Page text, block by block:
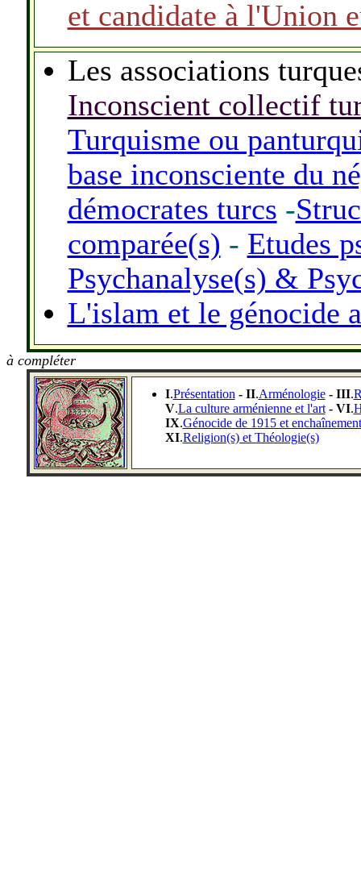
et candidate à l'Union
Les associations
Inconscient collectif
Turquisme ou
base inconsciente du
démocrates turcs -
comparée(s) - Etudes
Psychanalyse(s) &
L'islam et le génocide
à compléter
I.Présentation - II.Arménologie- III.
V.La culture arménienne et l'art- VI.
IX.Génocide de 1915 et
XI.Religion(s) et Théologie(s)